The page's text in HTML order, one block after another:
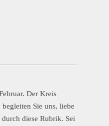
Der Kreis
Sie uns, liebe
diese Rubrik. Sei